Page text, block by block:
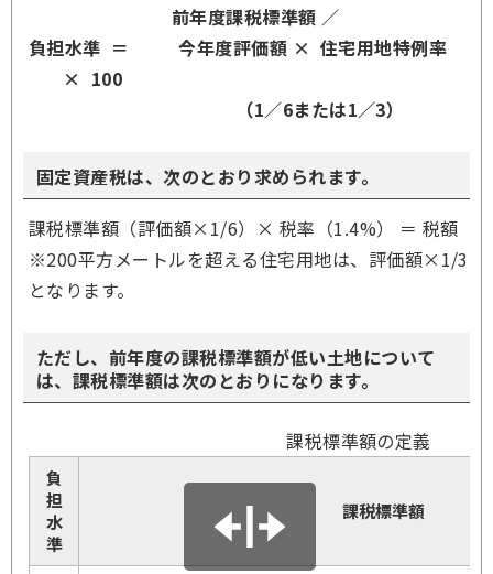
前年度課税標準額 ／
負担水準 ＝ 今年度評価額 × 住宅用地特例率
× 100
（1／6または1／3）
固定資産税は、次のとおり求められます。
課税標準額（評価額×1/6）× 税率（1.4%） ＝ 税額
※200平方メートルを超える住宅用地は、評価額×1/3
となります。
ただし、前年度の課税標準額が低い土地について
は、課税標準額は次のとおりになります。
課税標準額の定義
負
担
水
準
課税標準額